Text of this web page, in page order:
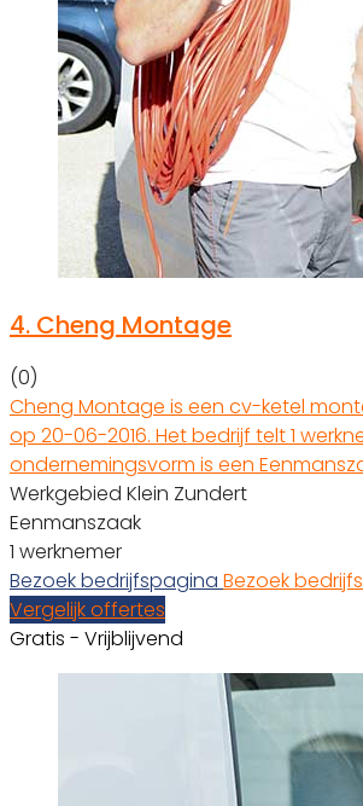
4. Cheng Montage
(0)
Cheng Montage is een cv-ketel
op 20-06-2016. Het bedrijf telt 1
ondernemingsvorm is een
Werkgebied Klein Zundert
Eenmanszaak
1 werknemer
Bezoek bedrijfspagina Bezoek
Vergelijk offertes
Gratis - Vrijblijvend